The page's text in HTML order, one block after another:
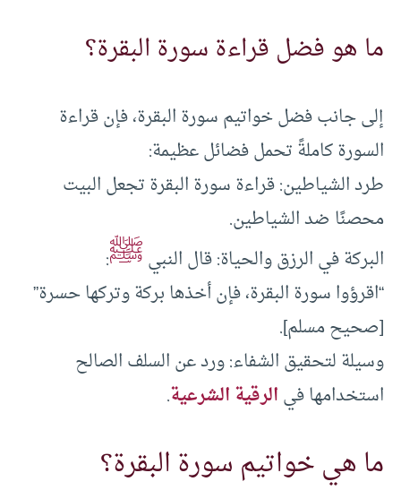
ما هو فضل قراءة سورة البقرة؟
إلى جانب فضل خواتيم سورة البقرة، فإن قراءة
السورة كاملةً تحمل فضائل عظيمة:
طرد الشياطين: قراءة سورة البقرة تجعل البيت
محصنًا ضد الشياطين.
البركة في الرزق والحياة: قال النبيﷺ:
“اقرؤوا سورة البقرة، فإن أخذها بركة وتركها حسرة”
[صحيح مسلم].
وسيلة لتحقيق الشفاء: ورد عن السلف الصالح
استخدامها فيالرقية الشرعية.
ما هي خواتيم سورة البقرة؟